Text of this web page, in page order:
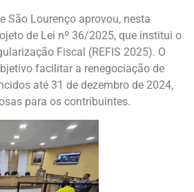
São Lourenço aprovou, nesta
de Lei nº 36/2025, que institui o
Fiscal (REFIS 2025). O
facilitar a renegociação de
até 31 de dezembro de 2024,
para os contribuintes.